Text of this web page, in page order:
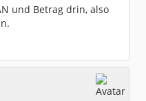
TAN ist falsch.
und Betrag drin, also